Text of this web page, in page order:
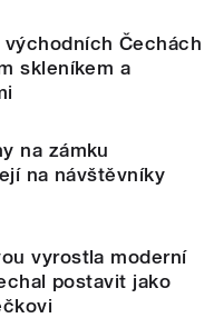
Čechách
skleníkem a
na zámku
na návštěvníky
vyrostla moderní
postavit jako